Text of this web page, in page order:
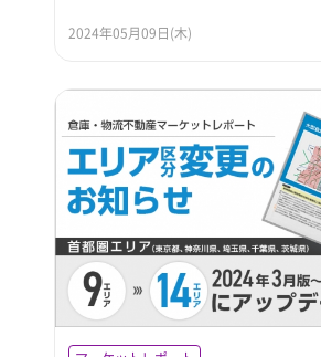
2024年05月09日(木)